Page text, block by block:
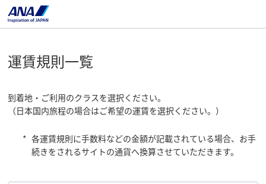
運賃規則一覧
到着地・ご利用のクラスを選択ください。
（日本国内旅程の場合はご希望の運賃を選択ください。）
各運賃規則に手数料などの金額が記載されている場合、お手
続きをされる​サイト​​の通貨へ換算させていただきます。